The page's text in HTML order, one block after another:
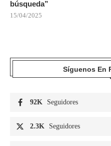
búsqueda”
15/04/2025
Síguenos En
92K Seguidores
2.3K Seguidores